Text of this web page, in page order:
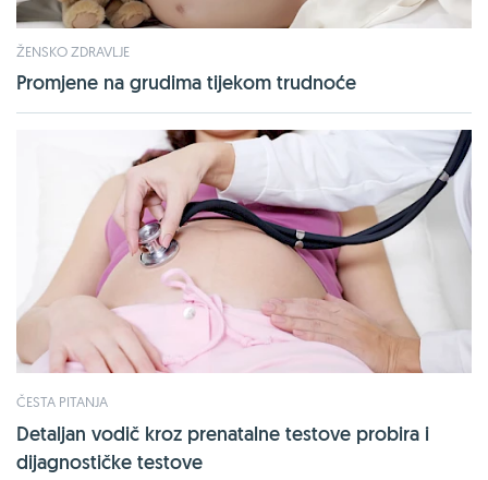
ŽENSKO ZDRAVLJE
Promjene na grudima tijekom trudnoće
ČESTA PITANJA
Detaljan vodič kroz prenatalne testove probira i
dijagnostičke testove